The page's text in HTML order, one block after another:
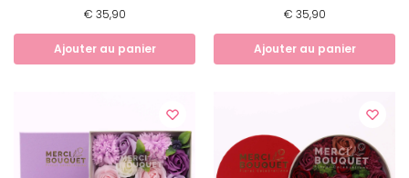
€ 35,90
Ajouter au panier
€ 35,90
Ajouter au panier